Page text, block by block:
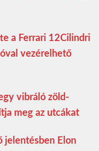
a Ferrari 12Cilindri
vezérelhető
vibráló zöld-
meg az utcákat
jelentésben Elon